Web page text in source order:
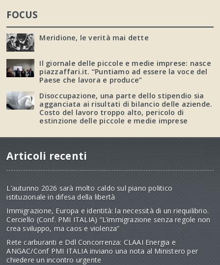
FOCUS
Meridione, le verità mai dette
Il giornale delle piccole e medie imprese: nasce
piazzaffari.it. “Puntiamo ad essere la voce del
Paese che lavora e produce”
Disoccupazione, una parte dello stipendio sia
agganciata ai risultati di bilancio delle aziende.
Costo del lavoro troppo alto, pericolo di
estinzione delle piccole e medie imprese
Articoli recenti
L’autunno 2026 sarà molto caldo sul piano politico
istituzionale in difesa della libertà
Immigrazione, Europa e identità: la necessità di un riequilibrio.
Cerciello (Conf. PMI ITALIA) “L’immigrazione senza regole non
crea sviluppo, ma caos e violenza”
Rete carburanti e Ddl Concorrenza: CLAAI Energia e
ANGAC/Conf PMI ITALIA inviano una nota al Ministero per
chiedere un incontro urgente